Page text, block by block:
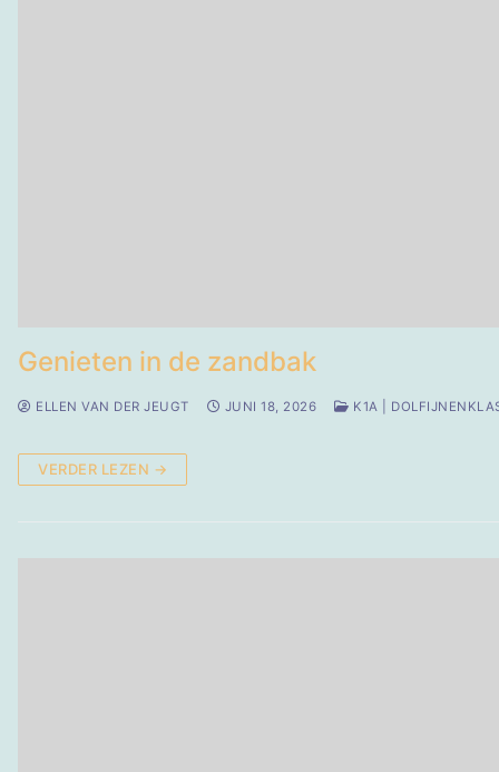
Genieten in de zandbak
ELLEN VAN DER JEUGT JUNI 18, 2026 K1A |
VERDER LEZEN →